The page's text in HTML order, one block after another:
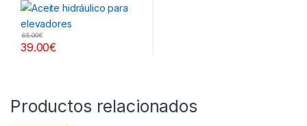
39.00€
65.00€
Productos relacionados